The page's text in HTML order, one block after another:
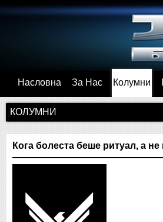
Насловна За Нас Колумни
КОЛУМНИ
Кога болеста беше ритуал, а не